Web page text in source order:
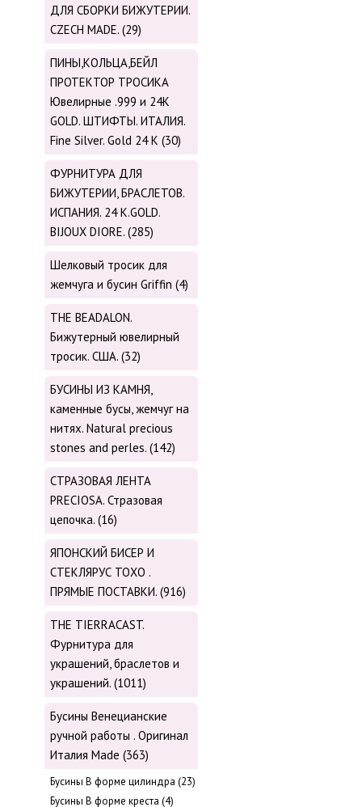
ДЛЯ СБОРКИ БИЖУТЕРИИ.
CZECH MADE. (29)
ПИНЫ,КОЛЬЦА,БЕЙЛ
ПРОТЕКТОР ТРОСИКА
Ювелирные .999 и 24К
GOLD. ШТИФТЫ. ИТАЛИЯ.
Fine Silver. Gold 24 K (30)
ФУРНИТУРА ДЛЯ
БИЖУТЕРИИ, БРАСЛЕТОВ.
ИСПАНИЯ. 24 K.GOLD.
BIJOUX DIORE. (285)
Шелковый тросик для
жемчуга и бусин Griffin (4)
THE BEADALON.
Бижутерный ювелирный
тросик. США. (32)
БУСИНЫ ИЗ КАМНЯ,
каменные бусы, жемчуг на
нитях. Natural precious
stones and perles. (142)
СТРАЗОВАЯ ЛЕНТА
PRECIOSA. Стразовая
цепочка. (16)
ЯПОНСКИЙ БИСЕР И
СТЕКЛЯРУС TOХО .
ПРЯМЫЕ ПОСТАВКИ. (916)
THE TIERRACAST.
Фурнитура для
украшений, браслетов и
украшений. (1011)
Бусины Венецианские
ручной работы . Оригинал
Италия Made (363)
Буcины В форме цилиндра (23)
Бусины В форме креста (4)